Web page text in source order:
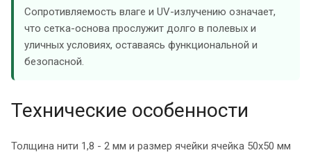
Сопротивляемость влаге и UV-излучению означает,
что сетка-основа прослужит долго в полевых и
уличных условиях, оставаясь функциональной и
безопасной.
Технические особенности
Толщина нити 1,8 - 2 мм и размер ячейки ячейка 50х50 мм